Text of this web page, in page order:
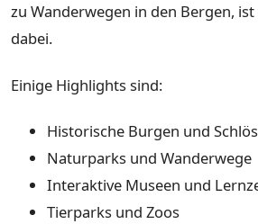
zu Wanderwegen in den Bergen,
dabei.
Einige Highlights sind:
Historische Burgen und
Naturparks und Wanderwege
Interaktive Museen und
Tierparks und Zoos